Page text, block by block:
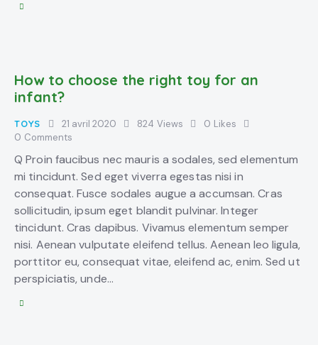
How to choose the right toy for an
infant?
TOYS 21 avril 2020 824 Views 0 Likes
0 Comments
Q Proin faucibus nec mauris a sodales, sed elementum
mi tincidunt. Sed eget viverra egestas nisi in
consequat. Fusce sodales augue a accumsan. Cras
sollicitudin, ipsum eget blandit pulvinar. Integer
tincidunt. Cras dapibus. Vivamus elementum semper
nisi. Aenean vulputate eleifend tellus. Aenean leo ligula,
porttitor eu, consequat vitae, eleifend ac, enim. Sed ut
perspiciatis, unde…